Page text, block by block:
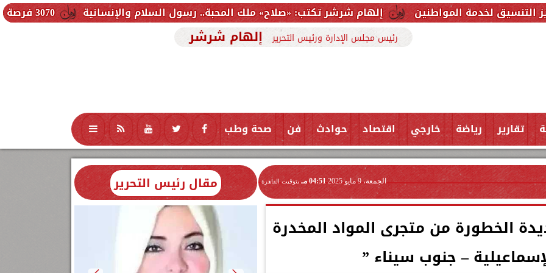
3070 فرصة عمل جديدة بالقطاع الخاص.. وظائف برواتب تصل إلى 9500 جنيه إلهام شرشر تكتب: «صلاح» ملك المحبة.. رسول السلام والإنسانية المواطنين
رئيس مجلس الإدارة ورئيس التحرير إلهام شرشر
تقارير رياضة خارجي اقتصاد حوادث فن صحة وطب تكنولوجيا منوعات محافظات
الجمعة، 9 مايو 2025 04:51 مـ بتوقيت القاهرة
الخطورة من متجرى المواد المخدرة
– جنوب سيناء ”
مقال رئيس التحرير